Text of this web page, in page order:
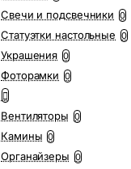
Свечи и подсвечники 0
Статуэтки настольные 0
Украшения 0
Фоторамки 0
Вентиляторы 0
Камины 0
Органайзеры 0